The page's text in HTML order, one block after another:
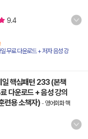
9.4
무료 다운로드 + 저자 음성 강
일 핵심패턴 233 (본책
다운로드 + 음성 강의
련용 소책자) - 영어회화 핵